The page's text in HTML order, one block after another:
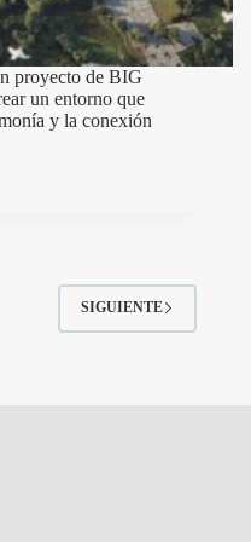
proyecto de BIG
un entorno que
y la conexión
SIGUIENTE